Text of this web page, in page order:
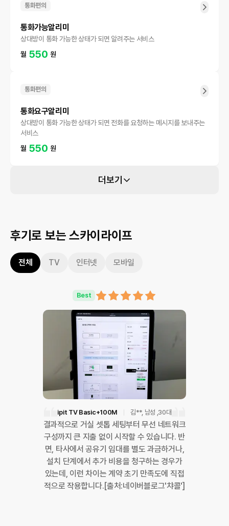
통화편의
통화가능알리미
상대방이 통화 가능한 상태가 되면 알려주는 서비스
월 550 원
통화편의
통화요구알리미
상대방이 통화 가능한 상태가 되면 전화를 요청하는 메시지를 보내주는
서비스
월 550 원
더보기
후기로 보는 스카이라이프
전체 TV 인터넷 모바일
Best
ipit TV Basic+100M 김**, 남성 ,30대
결과적으로 거실 셋톱 세팅부터 무선 네트워크
구성까지 큰 지출 없이 시작할 수 있습니다. 반
면, 타사에서 공유기 임대를 별도 과금하거나,
설치 단계에서 추가 비용을 청구하는 경우가
있는데, 이런 차이는 계약 초기 만족도에 직접
적으로 작용합니다.[출처:네이버블로그'챠콜']